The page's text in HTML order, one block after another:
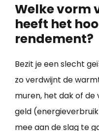
Welke vorm
heeft het
rendement?
Bezit je een slecht
zo verdwijnt de
muren, het dak of de
geld
mee aan de slag te